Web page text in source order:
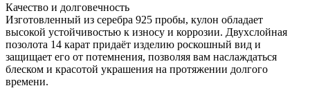
Качество и долговечность
Изготовленный из серебра 925 пробы, кулон обладает
высокой устойчивостью к износу и коррозии. Двухслойная
позолота 14 карат придаёт изделию роскошный вид и
защищает его от потемнения, позволяя вам наслаждаться
блеском и красотой украшения на протяжении долгого
времени.